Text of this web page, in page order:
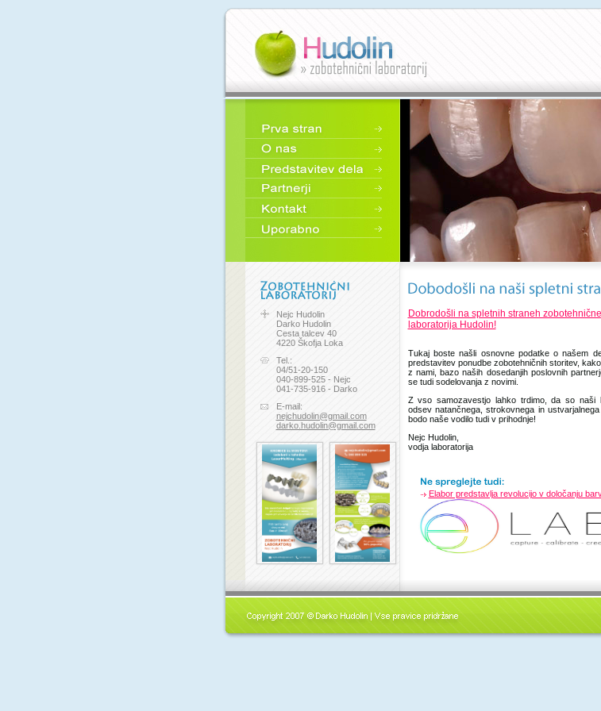
Nejc Hudolin
Darko Hudolin
Cesta talcev 40
4220 Škofja Loka
Tel.:
04/51-20-150
040-899-525 - Nejc
041-735-916 - Darko
E-mail:
nejchudolin@gmail.com
darko.hudolin@gmail.com
Dobrodošli na spletnih straneh
laboratorija Hudolin!
Tukaj boste našli osnovne podatke o našem
predstavitev ponudbe zobotehničnih storitev,
z nami, bazo naših dosedanjih poslovnih
se tudi sodelovanja z novimi.
Z vso samozavestjo lahko trdimo, da so naši
odsev natančnega, strokovnega in
bodo naše vodilo tudi v prihodnje!
Nejc Hudolin,
vodja laboratorija
Elabor predstavlja revolucijo v določanju